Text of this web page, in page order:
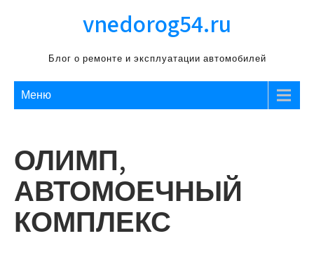
vnedorog54.ru
Блог о ремонте и эксплуатации автомобилей
Меню
ОЛИМП,
АВТОМОЕЧНЫЙ
КОМПЛЕКС